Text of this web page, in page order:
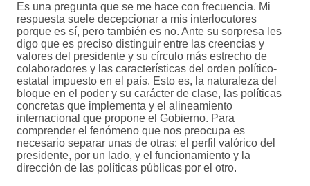
Es una pregunta que se me hace con frecuencia. Mi
respuesta suele decepcionar a mis interlocutores
porque es sí, pero también es no. Ante su sorpresa les
digo que es preciso distinguir entre las creencias y
valores del presidente y su círculo más estrecho de
colaboradores y las características del orden político-
estatal impuesto en el país. Esto es, la naturaleza del
bloque en el poder y su carácter de clase, las políticas
concretas que implementa y el alineamiento
internacional que propone el Gobierno. Para
comprender el fenómeno que nos preocupa es
necesario separar unas de otras: el perfil valórico del
presidente, por un lado, y el funcionamiento y la
dirección de las políticas públicas por el otro.